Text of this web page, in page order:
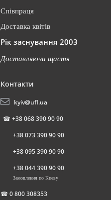
Співпраця
Доставка квітів
Рік заснування 2003
Доставляючи щастя
Контакти
kyiv@ufl.ua
☎ +38 068 390 90 90
+38 073 390 90 90
+38 095 390 90 90
+38 044 390 90 90
Замовлення по Києву
☎ 0 800 308353